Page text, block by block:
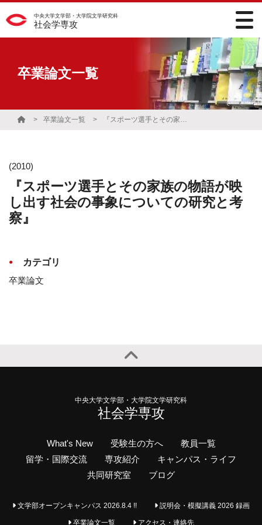
中央大学文学部・大学院文学研究科
社会学専攻
卒業論文一覧
卒業論文一覧 『スポーツ選手とその家族の物語が映し出す社会の事象についての研究と考察』
(2010)
『スポーツ選手とその家族の物語が映
し出す社会の事象についての研究と考
察』
カテゴリ
卒業論文
中央大学文学部・大学院文学研究科
社会学専攻
What's New 受験生の方へ
教員一覧
留学・国際交流
専攻紹介
キャンパス・ライフ
共同研究室
ブログ
文学部オープンキャンパス 2026.8.4 !! 説明会・模擬講義 2026 録画
卒業論文一覧 アクセス・連絡先